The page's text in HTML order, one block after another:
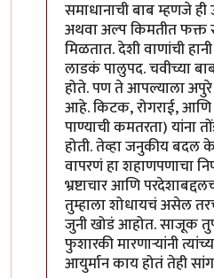
समाधानाची बाब म्हणजे ही
अथवा अल्प किमतीत फक्त
मिळतात. देशी वाणांची
लाडकं पालुपद. चवीच्या
होते. पण ते आपल्याला अपुरे
आहे. किटक, रोगराई,
पाण्याची कमतरता) यांना
होती. तेव्हा जनुकीय
वापरणं हा शहाणपणाचा
भ्रष्टाचार आणि
तुम्हाला शोधायचं असेल
जुनी खोडं आहोत. साजूक
फुशारकी मारणाऱ्यांनी
आयुर्मान काय होतं तेही